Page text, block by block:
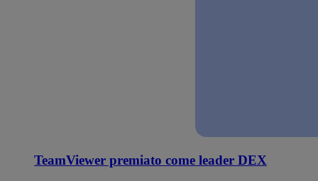
TeamViewer premiato come leader DEX